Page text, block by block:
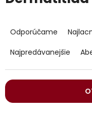
a
e
e
p
Odporúčame
Najpredávanejšie